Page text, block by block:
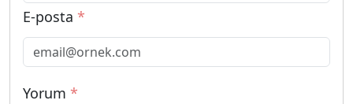
E-posta *
Yorum *